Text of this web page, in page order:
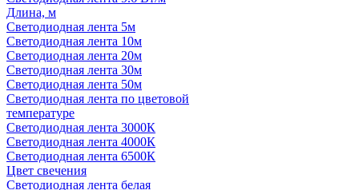
Длина, м
Светодиодная лента 5м
Светодиодная лента 10м
Светодиодная лента 20м
Светодиодная лента 30м
Светодиодная лента 50м
Светодиодная лента по цветовой
температуре
Светодиодная лента 3000К
Светодиодная лента 4000К
Светодиодная лента 6500К
Цвет свечения
Светодиодная лента белая